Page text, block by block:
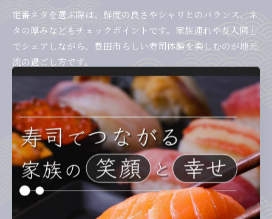
定番ネタを選ぶ際は、鮮度の良さやシャリとのバランス、ネ
タの厚みなどもチェックポイントです。家族連れや友人同士
でシェアしながら、豊田市らしい寿司体験を楽しむのが地元
流の過ごし方です。
回転寿司で女性支持率が高いネタを徹底紹介
回転寿司で女性から特に支持されているネタには、サーモ
ン、えびアボカド、海鮮サラダ、炙り系寿司などが挙げられ
ます。これらはヘルシー志向やコラーゲンを意識した選択が
多いこと、見た目の華やかさや口当たりの良さも支持の理由
です。
豊田市の店舗では、女性客向けに一口サイズのロール寿司